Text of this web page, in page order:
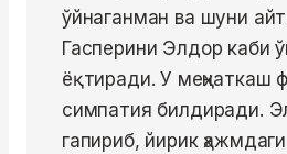
ўйнаганман ва шуни
Гасперини Элдор каби
ёқтиради. У меҳнаткаш
симпатия билдиради.
гапириб, йирик